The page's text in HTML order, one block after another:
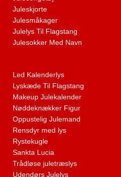
Juleskjorte
Julesmåkager
Julelys Til Flagstang
Julesokker Med Navn
Led Kalenderlys
Lyskæde Til Flagstang
Makeup Julekalender
Nøddeknækker Figur
Oppustelig Julemand
Rensdyr med lys
Rystekugle
Sankta Lucia
Trådløse juletræslys
Udendørs Julelys